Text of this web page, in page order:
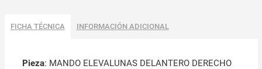
FICHA TÉCNICA INFORMACIÓN ADICIONAL
Pieza: MANDO ELEVALUNAS DELANTERO DERECHO